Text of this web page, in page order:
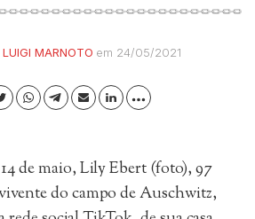
LUIGI MARNOTO em 24/05/2021
de maio, Lily Ebert (foto), 97
do campo de Auschwitz,